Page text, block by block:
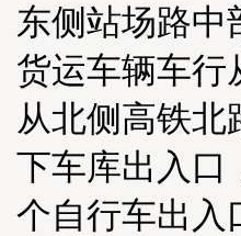
东侧站场路中
货运车辆车行
从北侧高铁
下车库出入口
个自行车出入